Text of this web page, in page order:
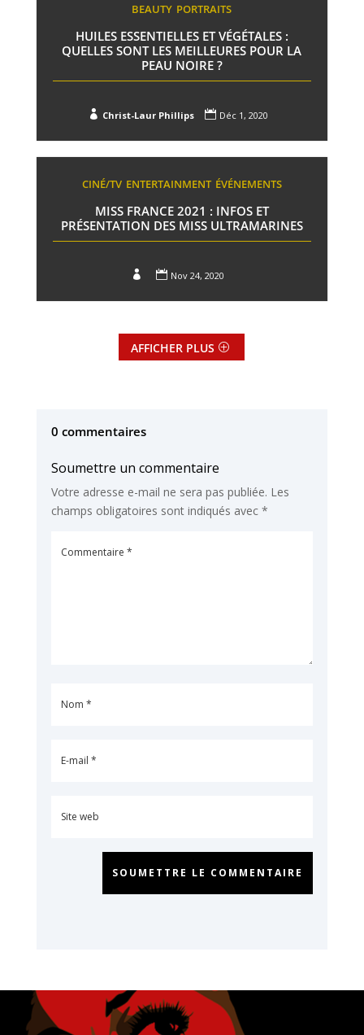
BEAUTY PORTRAITS
HUILES ESSENTIELLES ET VÉGÉTALES :
QUELLES SONT LES MEILLEURES POUR LA
PEAU NOIRE ?
 Christ-Laur Phillips  Déc 1, 2020
CINÉ/TV ENTERTAINMENT ÉVÉNEMENTS
MISS FRANCE 2021 : INFOS ET
PRÉSENTATION DES MISS ULTRAMARINES
  Nov 24, 2020
AFFICHER PLUS
0 commentaires
Soumettre un commentaire
Votre adresse e-mail ne sera pas publiée. Les
champs obligatoires sont indiqués avec *
SOUMETTRE LE COMMENTAIRE